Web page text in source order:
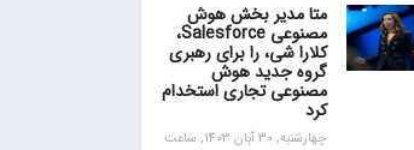
متا مدیر بخش هوش
مصنوعی Salesforce،
کلارا شی، را برای رهبری
گروه جدید هوش
مصنوعی تجاری استخدام
کرد
چهارشنبه, 30 آبان 1403, ساعت